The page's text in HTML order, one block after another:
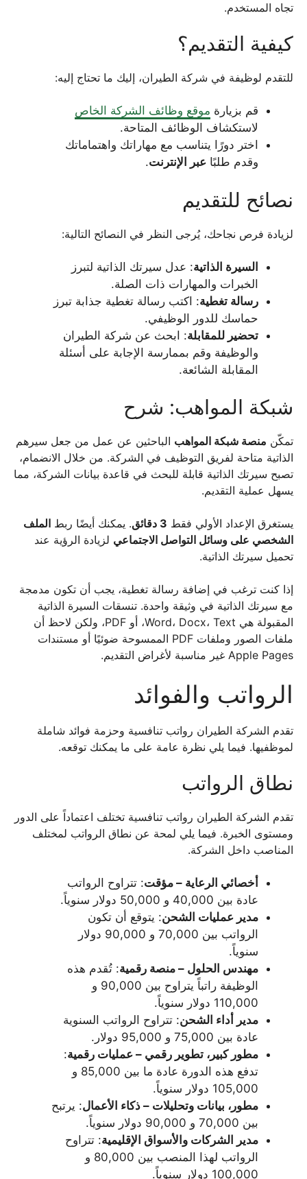
تجاه المستخدم.
كيفية التقديم؟
للتقدم لوظيفة في شركة الطيران، إليك ما تحتاج إليه:
قم بزيارة موقع وظائف الشركة الخاص
لاستكشاف الوظائف المتاحة.
اختر دورًا يتناسب مع مهاراتك واهتماماتك
وقدم طلبًا عبر الإنترنت.
نصائح للتقديم
لزيادة فرص نجاحك، يُرجى النظر في النصائح التالية:
السيرة الذاتية: عدل سيرتك الذاتية لتبرز
الخبرات والمهارات ذات الصلة.
رسالة تغطية: اكتب رسالة تغطية جذابة تبرز
حماسك للدور الوظيفي.
تحضير للمقابلة: ابحث عن شركة الطيران
والوظيفة وقم بممارسة الإجابة على أسئلة
المقابلة الشائعة.
شبكة المواهب: شرح
تمكّن منصة شبكة المواهب الباحثين عن عمل من جعل سيرهم
الذاتية متاحة لفريق التوظيف في الشركة. من خلال الانضمام،
تصبح سيرتك الذاتية قابلة للبحث في قاعدة بيانات الشركة، مما
يسهل عملية التقديم.
يستغرق الإعداد الأولي فقط 3 دقائق . يمكنك أيضًا ربط الملف
الشخصي على وسائل التواصل الاجتماعي لزيادة الرؤية عند
تحميل سيرتك الذاتية.
إذا كنت ترغب في إضافة رسالة تغطية، يجب أن تكون مدمجة
مع سيرتك الذاتية في وثيقة واحدة. تنسقات السيرة الذاتية
المقبولة هي Word، Docx، Text، أو PDF، ولكن لاحظ أن
ملفات الصور وملفات PDF الممسوحة ضوئيًا أو مستندات
Apple Pages غير مناسبة لأغراض التقديم.
الرواتب والفوائد
تقدم الشركة الطيران رواتب تنافسية وحزمة فوائد شاملة
لموظفيها. فيما يلي نظرة عامة على ما يمكنك توقعه.
نطاق الرواتب
تقدم الشركة الطيران رواتب تنافسية تختلف اعتماداً على الدور
ومستوى الخبرة. فيما يلي لمحة عن نطاق الرواتب لمختلف
المناصب داخل الشركة.
أخصائي الرعاية – مؤقت: تتراوح الرواتب
عادة بين 40,000 و 50,000 دولار سنوياً.
مدير عمليات الشحن: يتوقع أن تكون
الرواتب بين 70,000 و 90,000 دولار
سنوياً.
مهندس الحلول – منصة رقمية: تُقدم هذه
الوظيفة راتباً يتراوح بين 90,000 و
110,000 دولار سنوياً.
مدير أداء الشحن: تتراوح الرواتب السنوية
عادة بين 75,000 و 95,000 دولار.
مطور كبير، تطوير رقمي – عمليات رقمية:
تدفع هذه الدورة عادة ما بين 85,000 و
105,000 دولار سنوياً.
مطور، بيانات وتحليلات – ذكاء الأعمال: يرتبح
بين 70,000 و 90,000 دولار سنوياً.
مدير الشركات والأسواق الإقليمية: تتراوح
الرواتب لهذا المنصب بين 80,000 و
100,000 دولار سنوياً.